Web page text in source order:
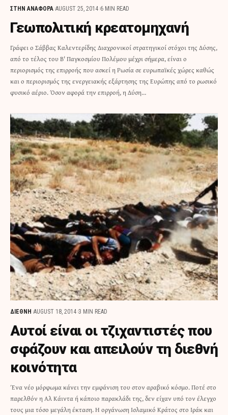
ΣΤΗΝ ΑΝΑΦΟΡΑ AUGUST 25, 2014 6 MIN READ
Γεωπολιτική κρεατομηχανή
Γράφει ο Σάββας Καλεντερίδης Διαχρονικοί στρατηγικοί στόχοι της Δύσης,
από το τέλος του Β' Παγκοσμίου Πολέμου μέχρι σήμερα, είναι ο
περιορισμός της επιρροής που ασκεί η Ρωσία σε ευρωπαϊκές χώρες καθώς
και ο περιορισμός της ενεργειακής εξάρτησης της Ευρώπης από το ρωσικό
φυσικό αέριο. Όσον αφορά την επιρροή, η Δύση…
ΔΙΕΘΝΗ AUGUST 18, 2014 3 MIN READ
Αυτοί είναι οι τζιχαντιστές που
σφάζουν και απειλούν τη διεθνή
κοινότητα
Ένα νέο μόρφωμα κάνει την εμφάνιση του στον αραβικό κόσμο. Ποτέ στο
παρελθόν η Αλ Κάιντα ή κάποιο παρακλάδι της, δεν είχαν υπό τον έλεγχο
τους μια τόσο μεγάλη έκταση. Η οργάνωση Ισλαμικό Κράτος στο Ιράκ και